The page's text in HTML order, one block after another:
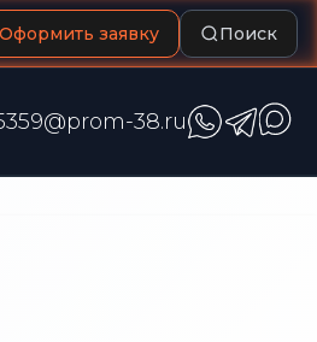
Оформить заявку Поиск
38.ru